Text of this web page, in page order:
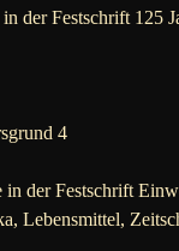
der Festschrift 125
4
der Festschrift
Lebensmittel,